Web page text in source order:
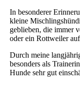
In besonderer
kleine
geblieben, die immer
oder ein Rottweiler
Durch meine
besonders als
Hunde sehr gut